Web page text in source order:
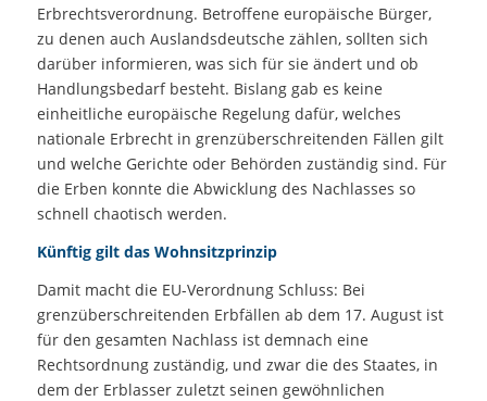
Erbrechtsverordnung. Betroffene europäische Bürger,
zu denen auch Auslandsdeutsche zählen, sollten sich
darüber informieren, was sich für sie ändert und ob
Handlungsbedarf besteht. Bislang gab es keine
einheitliche europäische Regelung dafür, welches
nationale Erbrecht in grenzüberschreitenden Fällen gilt
und welche Gerichte oder Behörden zuständig sind. Für
die Erben konnte die Abwicklung des Nachlasses so
schnell chaotisch werden.
Künftig gilt das Wohnsitzprinzip
Damit macht die EU-Verordnung Schluss: Bei
grenzüberschreitenden Erbfällen ab dem 17. August ist
für den gesamten Nachlass ist demnach eine
Rechtsordnung zuständig, und zwar die des Staates, in
dem der Erblasser zuletzt seinen gewöhnlichen